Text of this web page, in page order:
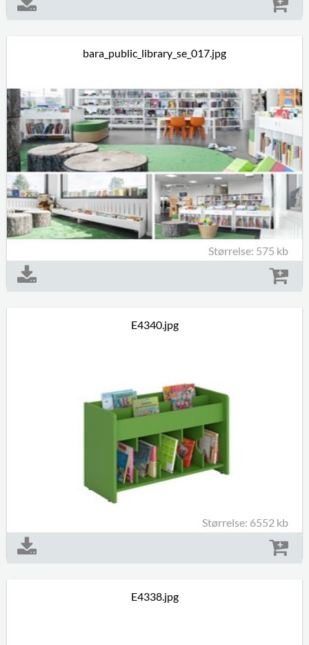
bara_public_library_se_017.jpg
Størrelse: 575 kb
E4340.jpg
Størrelse: 6552 kb
E4338.jpg